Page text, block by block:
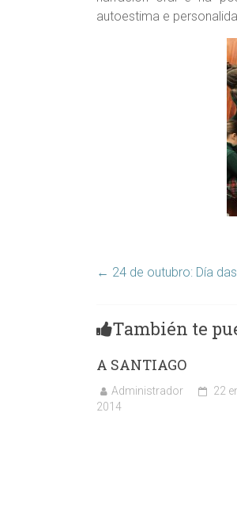
autoestima e
← 24 de outubro: Día
También te
A SANTIAGO
Administrador
22
2014